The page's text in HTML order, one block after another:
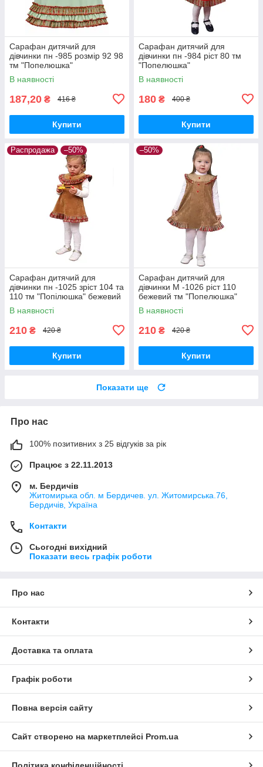
Сарафан дитячий для
дівчинки пн -985 розмір 92 98
тм "Попелюшка"
В наявності
187,20 ₴ 416 ₴
Купити
Сарафан дитячий для
дівчинки пн -984 ріст 80 тм
"Попелюшка"
В наявності
180 ₴ 400 ₴
Купити
Распродажа –50%
Сарафан дитячий для
дівчинки пн -1025 зріст 104 та
110 тм "Попілюшка" бежевий
В наявності
210 ₴ 420 ₴
Купити
–50%
Сарафан дитячий для
дівчинки М -1026 ріст 110
бежевий тм "Попелюшка"
В наявності
210 ₴ 420 ₴
Купити
Показати ще
Про нас
100% позитивних з 25 відгуків за рік
Працює з 22.11.2013
м. Бердичів
Житомирька обл. м Бердичев. ул. Житомирська.76,
Бердичів, Україна
Контакти
Сьогодні вихідний
Показати весь графік роботи
Про нас
Контакти
Доставка та оплата
Графік роботи
Повна версія сайту
Сайт створено на маркетплейсі Prom.ua
Політика конфіденційності